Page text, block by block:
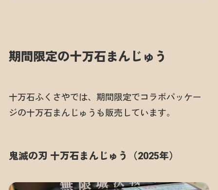
期間限定の十万石まんじゅう
十万石ふくさやでは、期間限定でコラボパッケー
ジの十万石まんじゅうも販売しています。
鬼滅の刃 十万石まんじゅう（2025年）